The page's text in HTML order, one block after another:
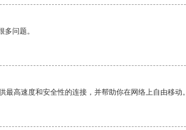
问题。
最高速度和安全性的连接，并帮助你在网络上自由移动。